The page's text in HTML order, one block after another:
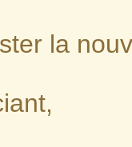
la